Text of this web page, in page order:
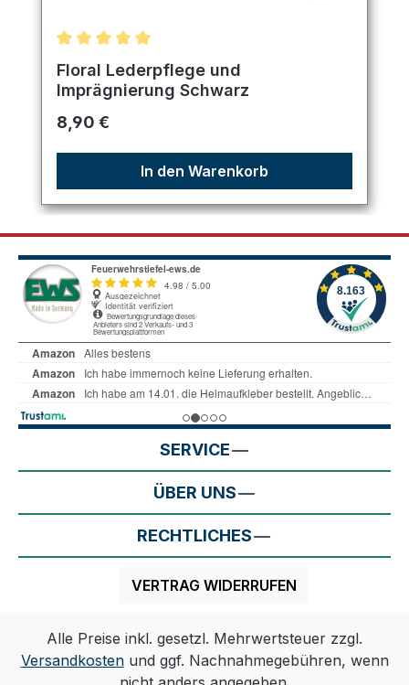
Durchschnittliche Bewertung von 5 von 5 Sternen
Floral Lederpflege und
Imprägnierung Schwarz
Regulärer Preis:
8,90 €
In den Warenkorb
SERVICE
ÜBER UNS
RECHTLICHES
VERTRAG WIDERRUFEN
Alle Preise inkl. gesetzl. Mehrwertsteuer zzgl.
Versandkostenund ggf. Nachnahmegebühren, wenn